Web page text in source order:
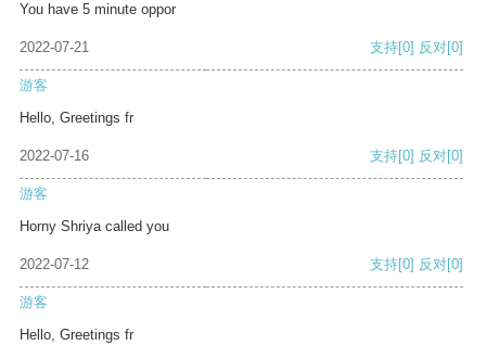
You have 5 minute oppor
2022-07-21 支持[0] 反对[0]
游客
Hello, Greetings fr
2022-07-16 支持[0] 反对[0]
游客
Horny Shriya called you
2022-07-12 支持[0] 反对[0]
游客
Hello, Greetings fr